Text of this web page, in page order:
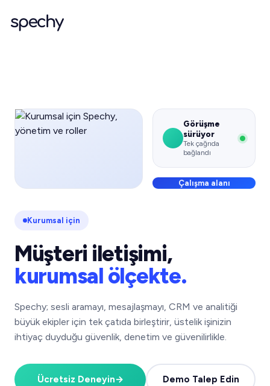
Kurumsal için
Müşteri iletişimi,
kurumsal ölçekte.
Spechy; sesli aramayı, mesajlaşmayı, CRM ve analitiği
büyük ekipler için tek çatıda birleştirir, üstelik işinizin
ihtiyaç duyduğu güvenlik, denetim ve güvenilirlikle.
Ücretsiz Deneyin→ Demo Talep Edin
Görüşme
sürüyor
Tek çağrıda
bağlandı
Çalışma alanı